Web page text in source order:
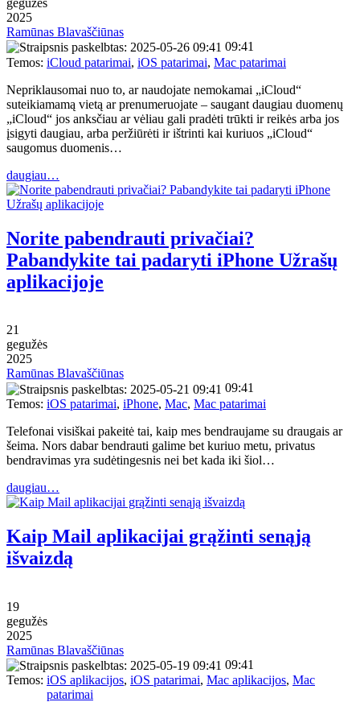
gegužės
2025
Ramūnas Blavaščiūnas
09:41
Temos: iCloud patarimai, iOS patarimai, Mac patarimai
Nepriklausomai nuo to, ar naudojate nemokamai „iCloud“
suteikiamamą vietą ar prenumeruojate – saugant daugiau duomenų
„iCloud“ jos anksčiau ar vėliau gali pradėti trūkti ir reikės arba jos
įsigyti daugiau, arba peržiūrėti ir ištrinti kai kuriuos „iCloud“
saugomus duomenis…
daugiau…
Norite pabendrauti privačiai?
Pabandykite tai padaryti iPhone Užrašų
aplikacijoje
21
gegužės
2025
Ramūnas Blavaščiūnas
09:41
Temos: iOS patarimai, iPhone, Mac, Mac patarimai
Telefonai visiškai pakeitė tai, kaip mes bendraujame su draugais ar
šeima. Nors dabar bendrauti galime bet kuriuo metu, privatus
bendravimas yra sudėtingesnis nei bet kada iki šiol…
daugiau…
Kaip Mail aplikacijai grąžinti senąją
išvaizdą
19
gegužės
2025
Ramūnas Blavaščiūnas
09:41
Temos: iOS aplikacijos, iOS patarimai, Mac aplikacijos, Mac
patarimai